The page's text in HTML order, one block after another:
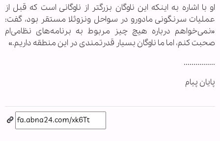
او با اشاره به اینکه این ناوگان بزرگتر از ناوگانی است که قبل از
عملیات سرنگونی مادورو در سواحل ونزوئلا مستقر بود، گفت:
«نمی‌خواهم درباره هیچ چیز مربوط به برنامه‌های نظامی‌ام
صحبت کنم، اما ما ناوگان بسیار قدرتمندی در این منطقه داریم.»
................
پایان پیام